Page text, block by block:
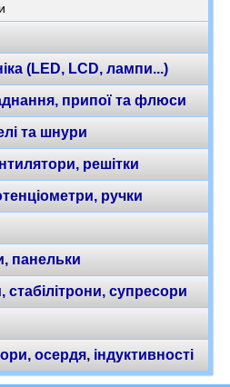
(LED, LCD, лампи...)
припої та флюси
та шнури
решітки
ручки
панельки
стабілітрони, супресори
осердя, індуктивності